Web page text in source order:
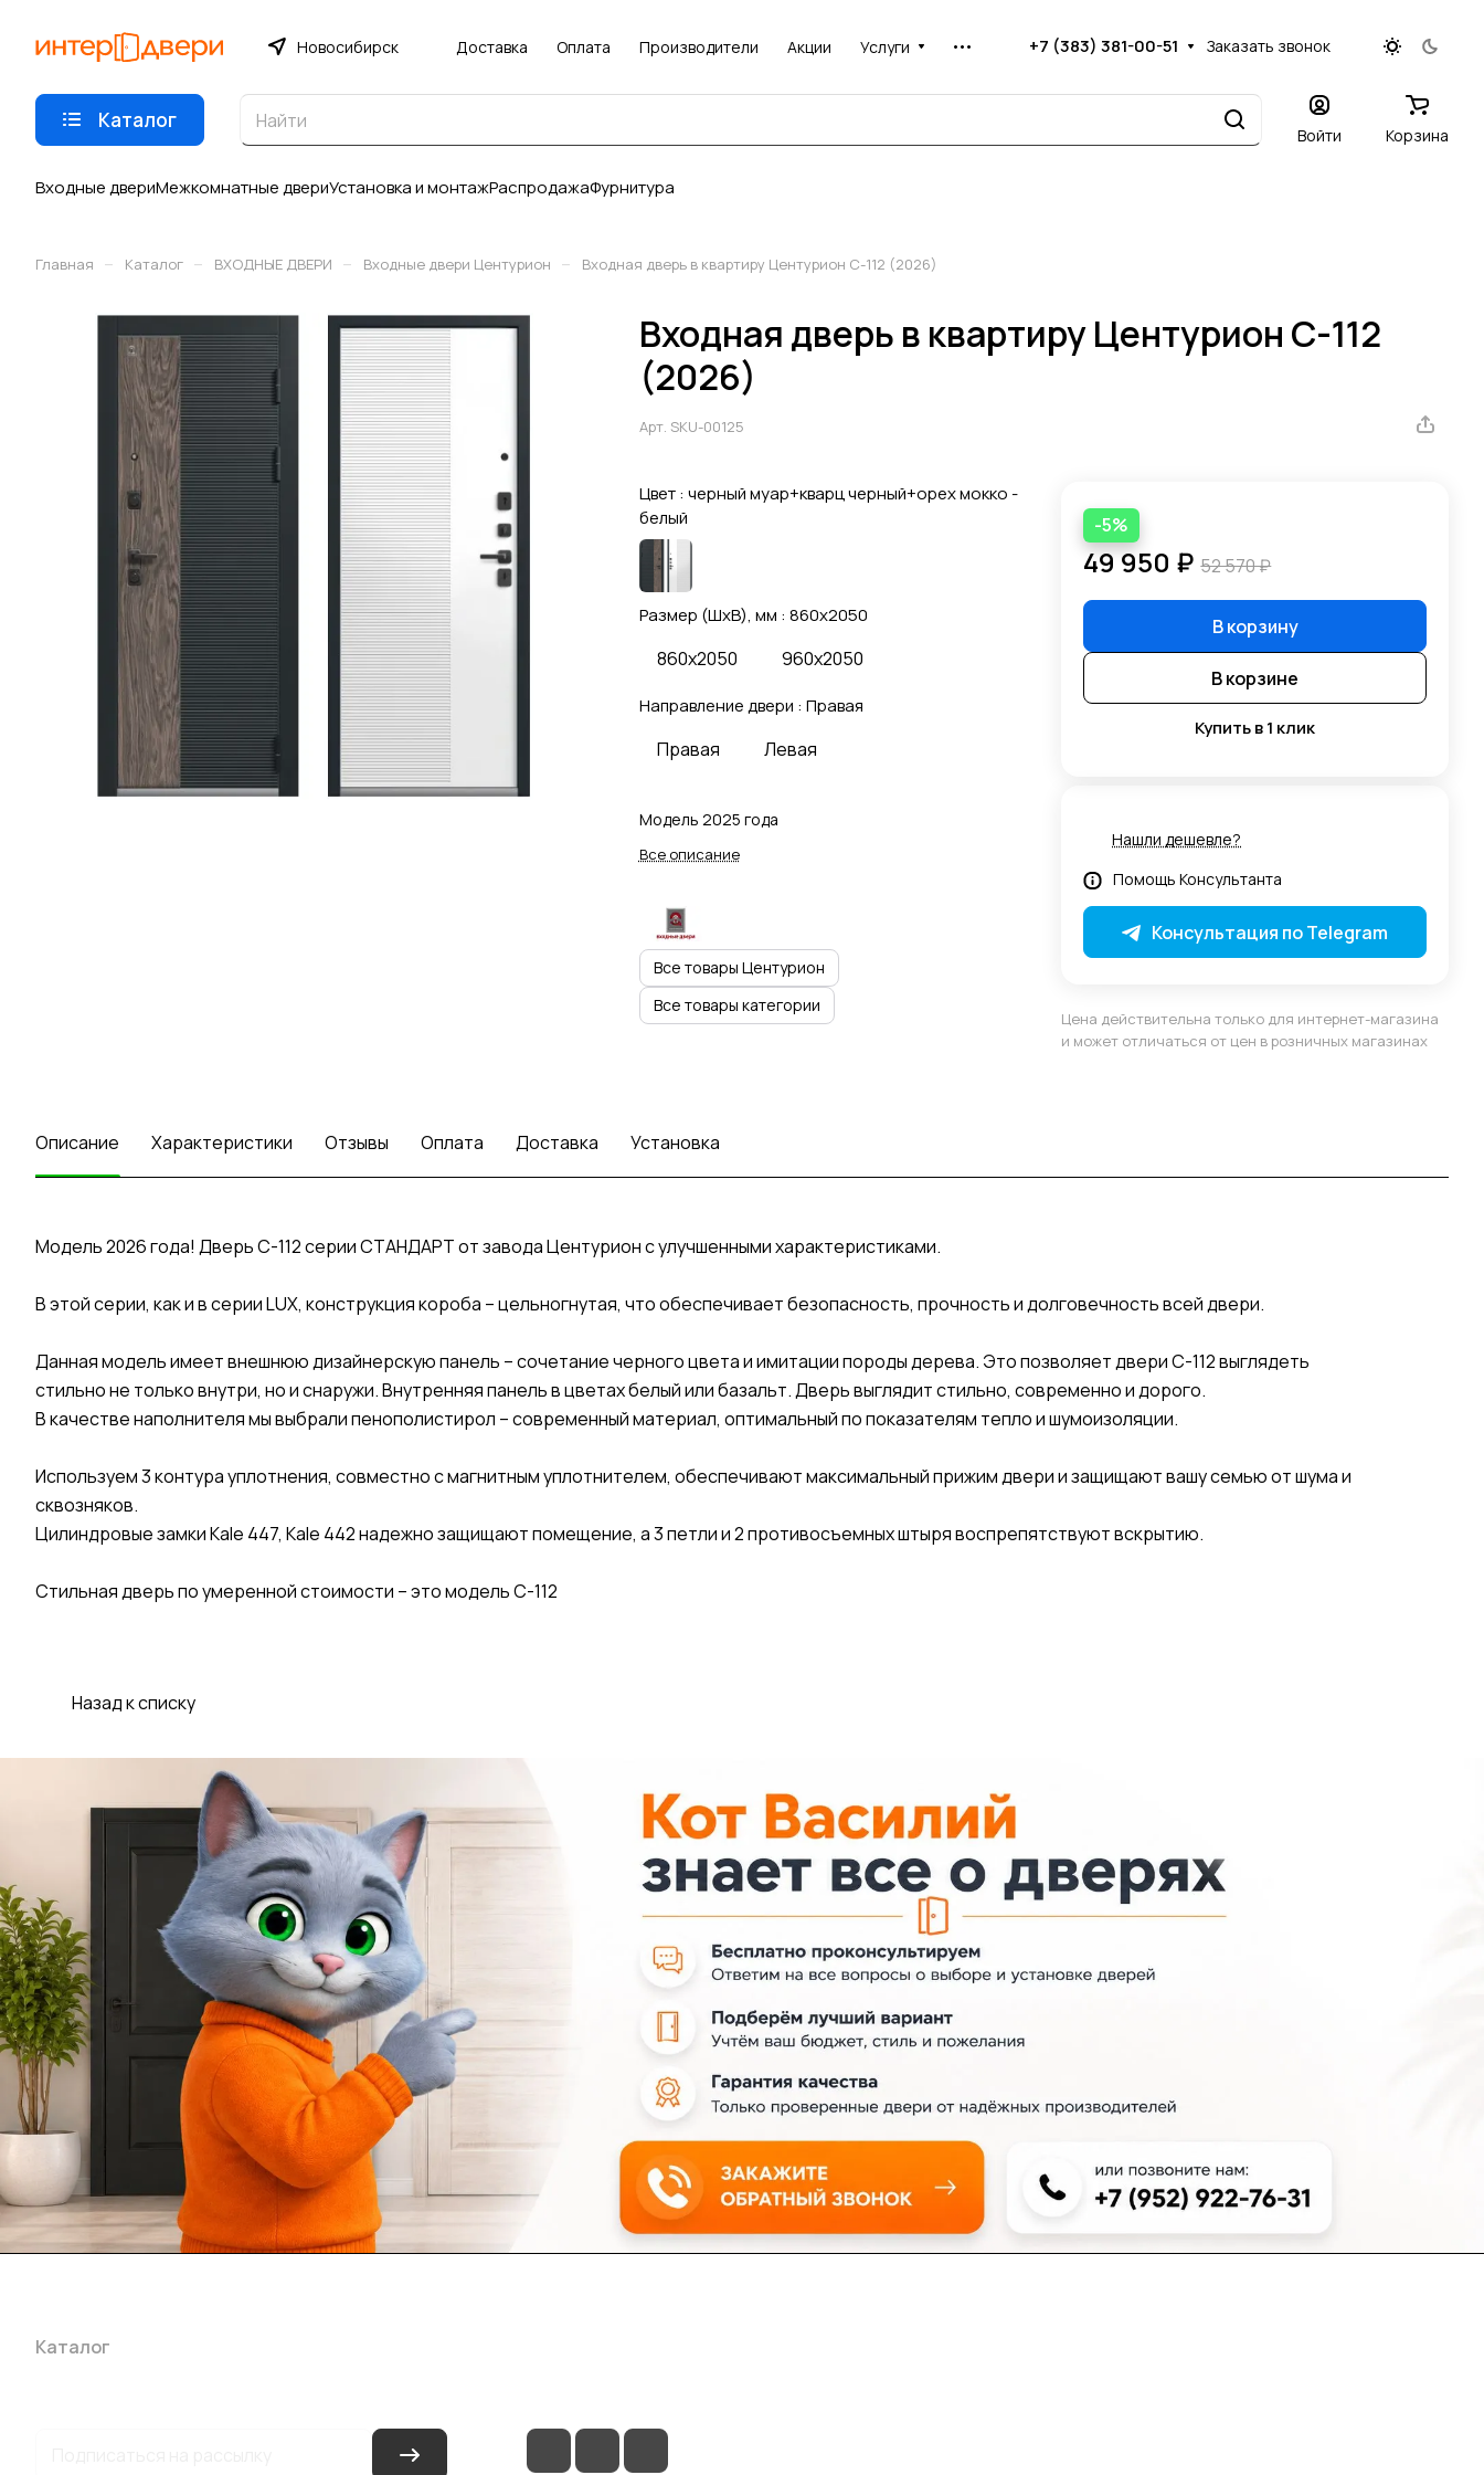
Новосибирск Доставка Оплата Производители Акции Услуги +7 (383) 381-00-51 Заказать звонок
Каталог
Войти Корзина
Входные двериМежкомнатные двериУстановка и монтажРаспродажаФурнитура
Главная – Каталог – ВХОДНЫЕ ДВЕРИ – Входные двери Центурион – Входная дверь в квартиру Центурион С-112 (2026)
Входная дверь в квартиру Центурион С-112
(2026)
Арт. SKU-00125
Цвет : черный муар+кварц черный+орех мокко -
белый
Размер (ШхВ), мм : 860x2050
860x2050 960x2050
Направление двери : Правая
Правая Левая
Модель 2025 года
Все описание
Все товары Центурион
Все товары категории
-5%
49 950 ₽ 52 570 ₽
В корзину
В корзине
Купить в 1 клик
Нашли дешевле?
Помощь Консультанта
Консультация по Telegram
Цена действительна только для интернет-магазина
и может отличаться от цен в розничных магазинах
Описание Характеристики Отзывы Оплата Доставка Установка
Модель 2026 года! Дверь C-112 серии СТАНДАРТ от завода Центурион с улучшенными характеристиками.
В этой серии, как и в серии LUX, конструкция короба – цельногнутая, что обеспечивает безопасность, прочность и долговечность всей двери.
Данная модель имеет внешнюю дизайнерскую панель – сочетание черного цвета и имитации породы дерева. Это позволяет двери С-112 выглядеть
стильно не только внутри, но и снаружи. Внутренняя панель в цветах белый или базальт. Дверь выглядит стильно, современно и дорого.
В качестве наполнителя мы выбрали пенополистирол – современный материал, оптимальный по показателям тепло и шумоизоляции.
Используем 3 контура уплотнения, совместно с магнитным уплотнителем, обеспечивают максимальный прижим двери и защищают вашу семью от шума и
сквозняков.
Цилиндровые замки Kale 447, Kale 442 надежно защищают помещение, а 3 петли и 2 противосъемных штыря воспрепятствуют вскрытию.
Стильная дверь по умеренной стоимости – это модель С-112
Назад к списку
Каталог